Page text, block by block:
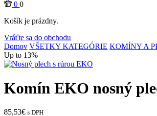
0 0
Košík je prázdny.
Vráťte sa do obchodu
Domov VŠETKY KATEGÓRIE KOMÍNY A
Up to 13%
Komín EKO nosný
85,53€ s DPH